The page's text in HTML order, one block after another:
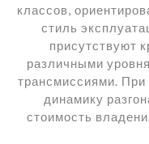
классов,
стиль
присутствуют
различными
трансмиссиями.
динамику
стоимость